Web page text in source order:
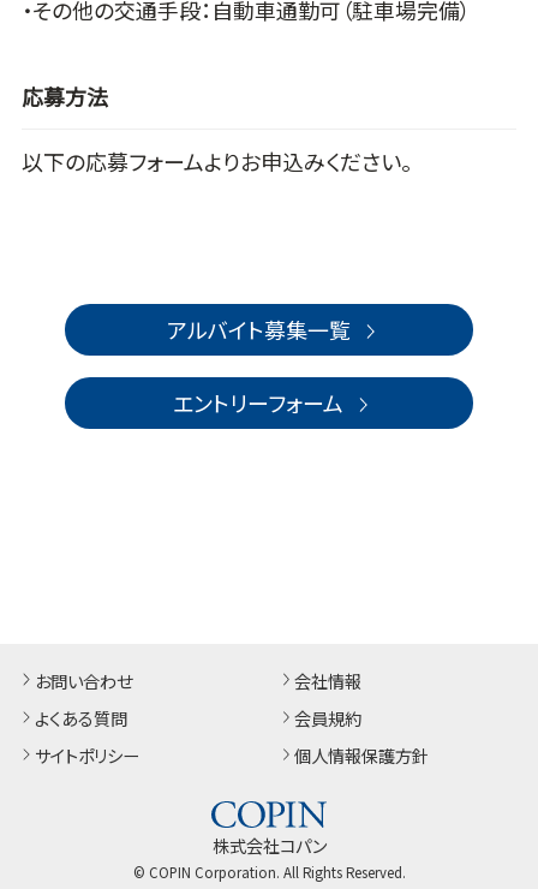
・その他の交通手段：自動車通勤可（駐車場完備）
応募方法
以下の応募フォームよりお申込みください。
アルバイト募集一覧
エントリーフォーム
お問い合わせ
よくある質問
サイトポリシー
会社情報
会員規約
個人情報保護方針
株式会社コパン
© COPIN Corporation. All Rights Reserved.